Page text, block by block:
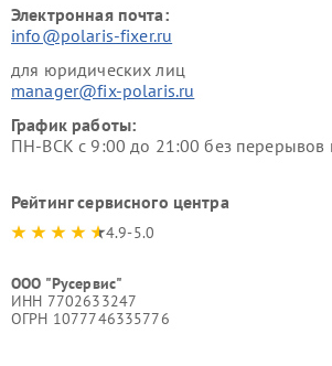
Электронная почта:
info@polaris-fixer.ru
для юридических лиц
manager@fix-polaris.ru
График работы:
ПН-ВСК с 9:00 до 21:00 без
Рейтинг сервисного центра
4.9-5.0
ООО "Русервис"
ИНН 7702633247
ОГРН 1077746335776